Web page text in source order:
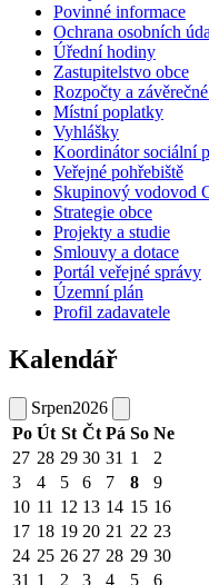
Povinné informace
Ochrana osobních
Úřední hodiny
Zastupitelstvo obce
Rozpočty a
Místní poplatky
Vyhlášky
Koordinátor sociální
Veřejné pohřebiště
Skupinový vodovod
Strategie obce
Projekty a studie
Smlouvy a dotace
Portál veřejné správy
Územní plán
Profil zadavatele
Kalendář
Srpen2026
Po Út St Čt Pá So Ne
27 28 29 30 31 1
2
3
4 5 6 7 8
9
10 11 12 13 14 15 16
17 18 19 20 21 22 23
24 25 26 27 28 29 30
31 1 2 3 4 5 6